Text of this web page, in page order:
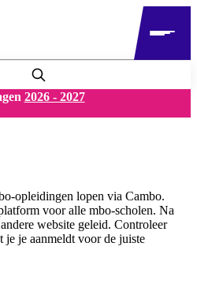
2026 - 2027
opleidingen lopen via Cambo.
voor alle mbo-scholen. Na
website geleid. Controleer
je aanmeldt voor de juiste